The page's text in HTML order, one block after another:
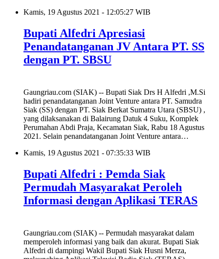
Kamis, 19 Agustus 2021 - 12:05:27 WIB
Bupati Alfedri Apresiasi
Penandatanganan JV Antara PT. SS
dengan PT. SBSU
Gaungriau.com (SIAK) -- Bupati Siak Drs H Alfedri ,M.Si
hadiri penandatanganan Joint Venture antara PT. Samudra
Siak (SS) dengan PT. Siak Berkat Sumatra Utara (SBSU) ,
yang dilaksanakan di Balairung Datuk 4 Suku, Komplek
Perumahan Abdi Praja, Kecamatan Siak, Rabu 18 Agustus
2021. Selain penandatanganan Joint Venture antara…
Kamis, 19 Agustus 2021 - 07:35:33 WIB
Bupati Alfedri : Pemda Siak
Permudah Masyarakat Peroleh
Informasi dengan Aplikasi TERAS
Gaungriau.com (SIAK) -- Permudah masyarakat dalam
memperoleh informasi yang baik dan akurat. Bupati Siak
Alfedri di dampingi Wakil Bupati Siak Husni Merza,